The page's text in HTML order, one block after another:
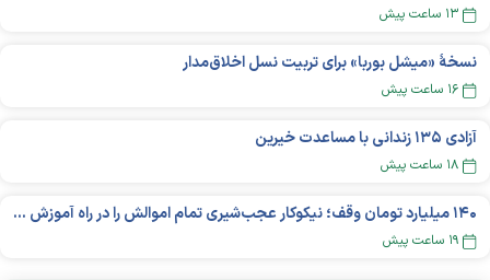
۱۳ ساعت پیش
نسخهٔ «میشل بوربا» برای تربیت نسل اخلاق‌مدار
۱۶ ساعت پیش
آزادی ۱۳۵ زندانی با مساعدت خیرین
۱۸ ساعت پیش
۱۴۰ میلیارد تومان وقف؛ نیکوکار عجب‌شیری تمام اموالش را در راه آموزش بخشید
۱۹ ساعت پیش